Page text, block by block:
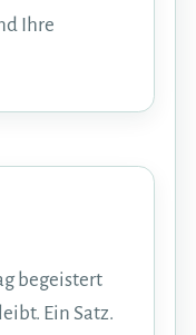
Ihre
begeistert
Ein Satz.